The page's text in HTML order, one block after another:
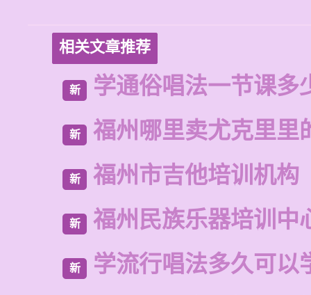
相关文章推荐
新 学通俗唱法一节课多
新 福州哪里卖尤克里里
新 福州市吉他培训机构
新 福州民族乐器培训中
新 学流行唱法多久可以